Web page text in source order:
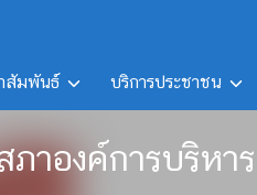
สัมพันธ์ บริการประชาชน
ภาองค์การบริหา